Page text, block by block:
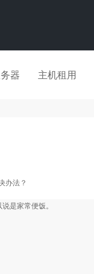
器 主机租用
办法？
是家常便饭。